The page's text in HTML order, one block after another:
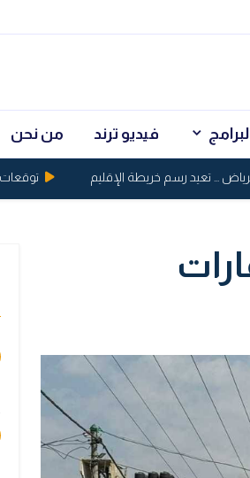
فيديو ترند من نحن
... تعيد رسم خريطة الإقليم توقعات بكسر
غارات